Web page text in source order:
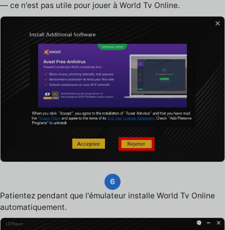
— ce n'est pas utile pour jouer à World Tv Online.
6
Patientez pendant que l'émulateur installe World Tv Online
automatiquement.